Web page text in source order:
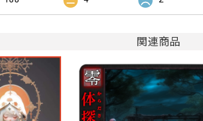
関連商品